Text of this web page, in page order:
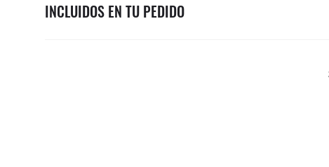
INCLUIDOS EN TU PEDIDO